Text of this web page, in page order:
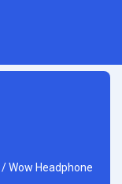
/Wow Headphone